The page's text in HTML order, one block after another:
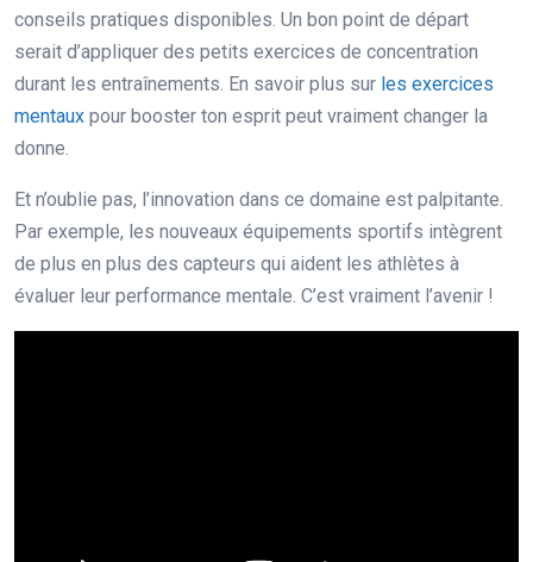
conseils pratiques disponibles. Un bon point de départ
serait d’appliquer des petits exercices de concentration
durant les entraînements. En savoir plus sur les exercices
mentaux pour booster ton esprit peut vraiment changer la
donne.
Et n’oublie pas, l’innovation dans ce domaine est palpitante.
Par exemple, les nouveaux équipements sportifs intègrent
de plus en plus des capteurs qui aident les athlètes à
évaluer leur performance mentale. C’est vraiment l’avenir !